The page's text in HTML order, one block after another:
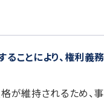
ことにより、権利義
が維持されるため、